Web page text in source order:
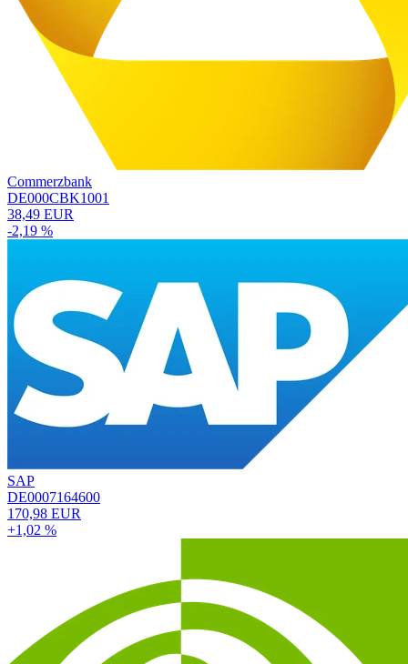
Commerzbank
DE000CBK1001
38,49 EUR
-2,19 %
SAP
DE0007164600
170,98 EUR
+1,02 %